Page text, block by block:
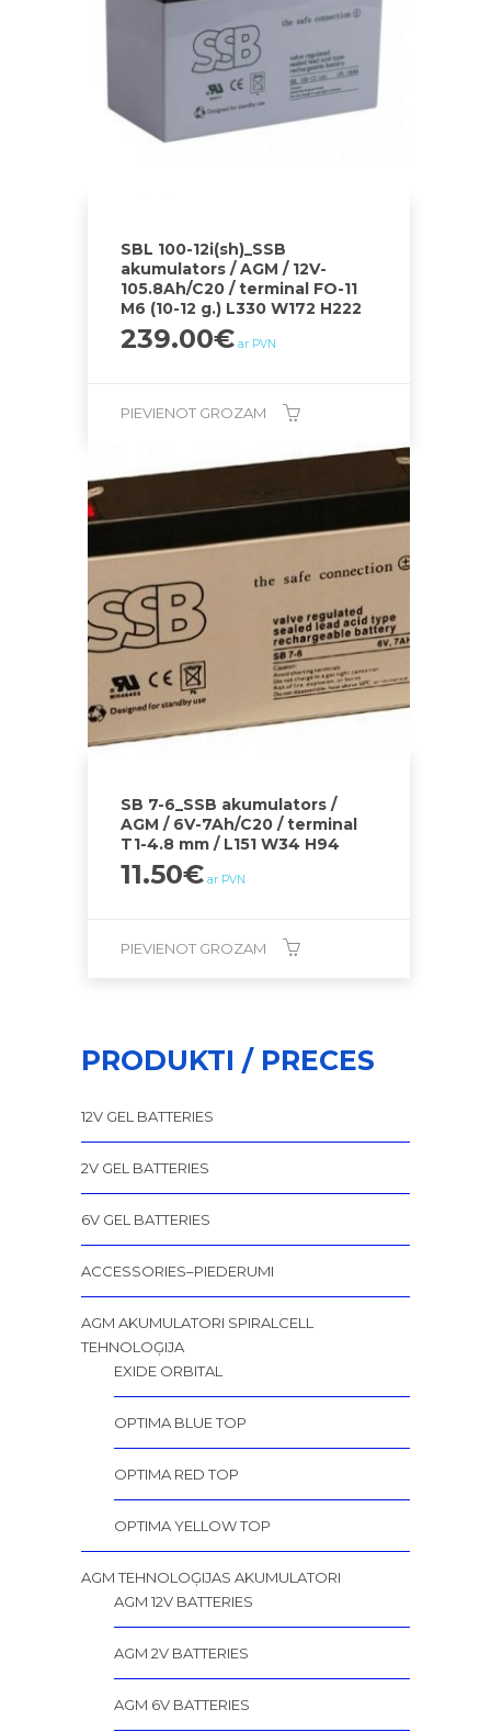
SBL 100-12i(sh)_SSB
akumulators / AGM / 12V-
105.8Ah/C20 / terminal FO-11
M6 (10-12 g.) L330 W172 H222
239.00€ ar PVN
PIEVIENOT GROZAM
SB 7-6_SSB akumulators /
AGM / 6V-7Ah/C20 / terminal
T1-4.8 mm / L151 W34 H94
11.50€ ar PVN
PIEVIENOT GROZAM
PRODUKTI / PRECES
12V GEL BATTERIES
2V GEL BATTERIES
6V GEL BATTERIES
ACCESSORIES–PIEDERUMI
AGM AKUMULATORI SPIRALCELL
TEHNOLOĢIJA
EXIDE ORBITAL
OPTIMA BLUE TOP
OPTIMA RED TOP
OPTIMA YELLOW TOP
AGM TEHNOLOĢIJAS AKUMULATORI
AGM 12V BATTERIES
AGM 2V BATTERIES
AGM 6V BATTERIES